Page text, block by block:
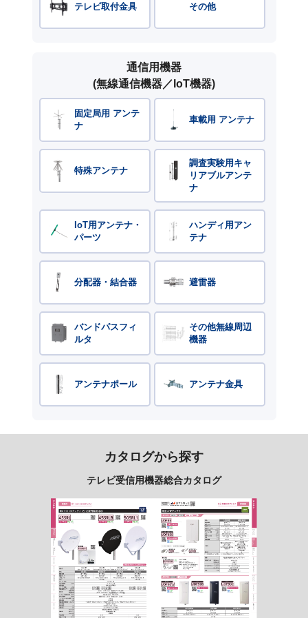
テレビ取付金具 その他
通信用機器
(無線通信機器／IoT機器)
固定局用 アンテ
ナ
車載用 アンテナ
特殊アンテナ
調査実験用キャ
リアブルアンテ
ナ
IoT用アンテナ・
パーツ
ハンディ用アン
テナ
分配器・結合器 避雷器
バンドパスフィ
ルタ
その他無線周辺
機器
アンテナポール アンテナ金具
カタログから探す
テレビ受信用機器総合カタログ